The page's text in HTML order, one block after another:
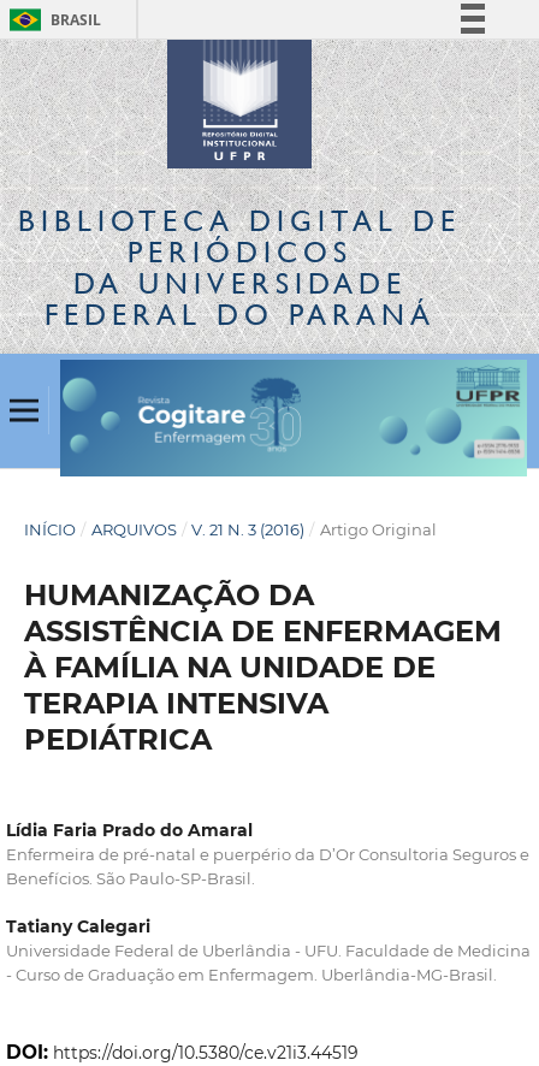
BRASIL
Simplifique!
Comunica BR
Participe
Acesso à informação
Legislação
Canais
BIBLIOTECA DIGITALDE
PERIÓDICOS
DA UNIVERSIDADE
FEDERAL DO PARANÁ
INÍCIO / ARQUIVOS / V. 21 N. 3 (2016) / Artigo Original
HUMANIZAÇÃO DA
ASSISTÊNCIA DE ENFERMAGEM
À FAMÍLIA NA UNIDADE DE
TERAPIA INTENSIVA
PEDIÁTRICA
Lídia Faria Prado do Amaral
Enfermeira de pré-natal e puerpério da D’Or Consultoria Seguros e
Benefícios. São Paulo-SP-Brasil.
Tatiany Calegari
Universidade Federal de Uberlândia - UFU. Faculdade de Medicina
- Curso de Graduação em Enfermagem. Uberlândia-MG-Brasil.
DOI: https://doi.org/10.5380/ce.v21i3.44519